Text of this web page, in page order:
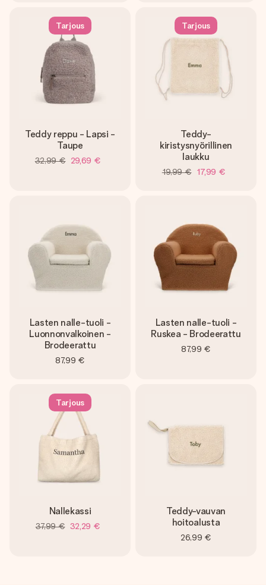
Tarjous
Teddy reppu - Lapsi -
Taupe
32,99 € 29,69 €
Tarjous
Teddy-
kiristysnyörillinen
laukku
19,99 € 17,99 €
Lasten nalle-tuoli -
Luonnonvalkoinen -
Brodeerattu
87,99 €
Lasten nalle-tuoli -
Ruskea - Brodeerattu
87,99 €
Tarjous
Nallekassi
37,99 € 32,29 €
Teddy-vauvan
hoitoalusta
26,99 €